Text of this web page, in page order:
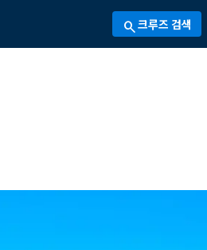
search크루즈 검색